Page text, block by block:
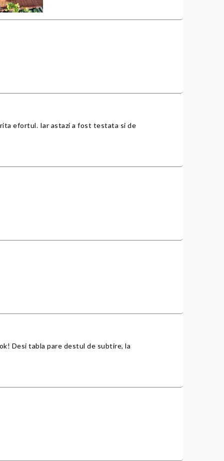
efortul. Iar astazi a fost testata si de
Desi tabla pare destul de subtire, la